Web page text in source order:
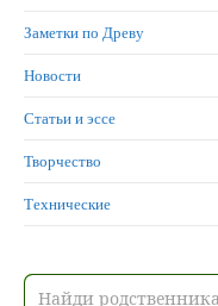
Заметки по Древу
Новости
Статьи и эссе
Творчество
Технические